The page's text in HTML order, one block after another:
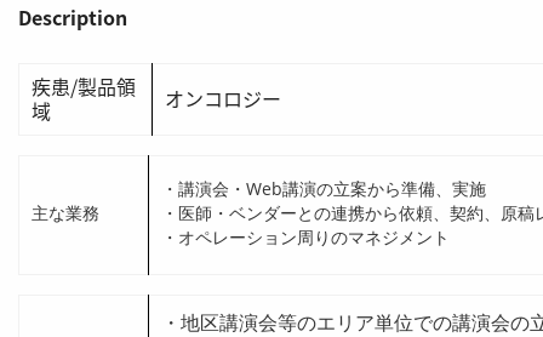
Description
疾患/製品領
域
オンコロジー
主な業務
・講演会・Web講演の立案から準備、実施
・医師・ベンダーとの連携から依頼、契約、原稿
・オペレーション周りのマネジメント
・地区講演会等のエリア単位での講演会